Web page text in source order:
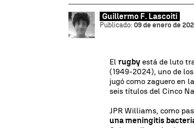
Guillermo F. Lascoiti
Publicado: 09 de enero de
Elrugby está de luto
(1949-2024), uno de
jugó como zaguero en
seis títulos del Cinco
JPR Williams, como
una meningitis